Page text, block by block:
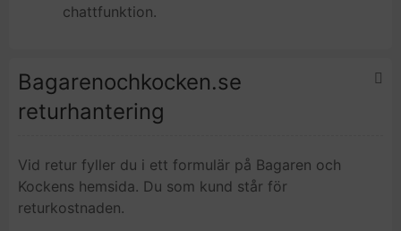
chattfunktion.
Bagarenochkocken.se
returhantering
Vid retur fyller du i ett formulär på Bagaren och
Kockens hemsida. Du som kund står för
returkostnaden.